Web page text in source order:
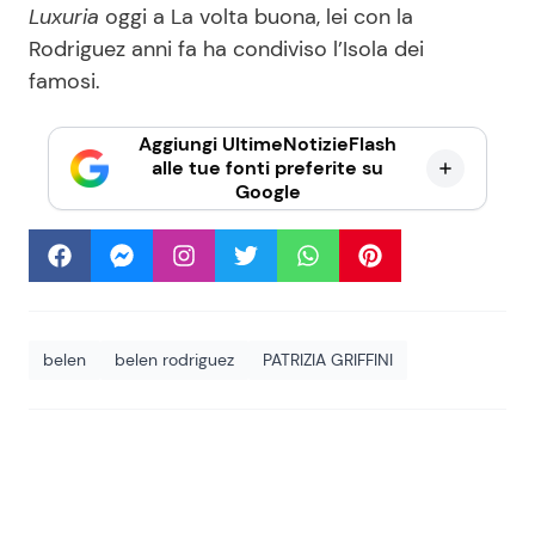
Luxuria oggi a La volta buona, lei con la
Rodriguez anni fa ha condiviso l’Isola dei
famosi.
Aggiungi UltimeNotizieFlash
alle tue fonti preferite su
Google
belen belen rodriguez PATRIZIA GRIFFINI